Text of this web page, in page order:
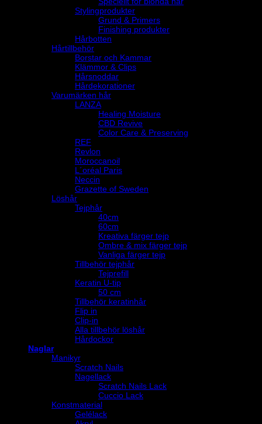
Stylingprodukter
Grund & Primers
Finishing produkter
Hårbotten
Hårtillbehör
Borstar och Kammar
Klämmor & Clips
Hårsnoddar
Hårdekorationer
Varumärken hår
LANZA
Healing Moisture
CBD Revive
Color Care & Preserving
REF
Revlon
Moroccanoil
L´oréal Paris
Neccin
Grazette of Sweden
Löshår
Tejphår
40cm
60cm
Kreativa färger tejp
Ombre & mix färger tejp
Vanliga färger tejp
Tillbehör tejphår
Tejprefill
Keratin U-tip
50 cm
Tillbehör keratinhår
Flip in
Clip-in
Alla tillbehör löshår
Hårdockor
Naglar
Manikyr
Scratch Nails
Nagellack
Scratch Nails Lack
Cuccio Lack
Konstmaterial
Gelélack